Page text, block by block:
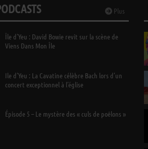
Plus
Île d’Yeu : David Bowie revit sur la scène de
Viens Dans Mon Île
Ile d’Yeu : La Cavatine célèbre Bach lors d’un
concert exceptionnel à l’église
Épisode 5 – Le mystère des « culs de poêlons »